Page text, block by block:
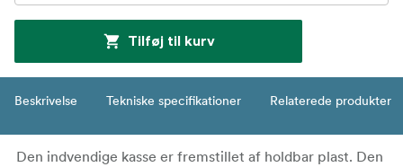
Tilføj til kurv
Beskrivelse Tekniske specifikationer Relaterede produkter
Den indvendige kasse er fremstillet af holdbar plast. Den